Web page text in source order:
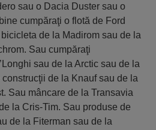
sau o Dacia Duster sau o
cumpăraţi o flotă de Ford
de la Madirom sau de la
Sau cumpăraţi
sau de la Arctic sau de la
de la Knauf sau de la
Sau mâncare de la Transavia
la Cris-Tim. Sau produse de
de la Fiterman sau de la